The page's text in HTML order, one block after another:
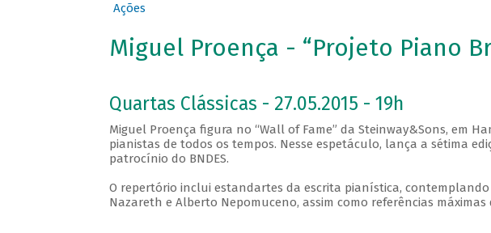
Ações
Miguel Proença - “Projeto Piano
Quartas Clássicas - 27.05.2015 - 19h
Miguel Proença figura no “Wall of Fame” da Steinway&Sons, em
pianistas de todos os tempos. Nesse espetáculo, lança a sétima
patrocínio do BNDES.
O repertório inclui estandartes da escrita pianística,
Nazareth e Alberto Nepomuceno, assim como referências